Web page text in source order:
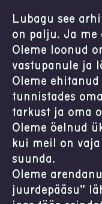
Lubagu see
on palju. Ja me
Oleme loonud
vastupanule ja
Oleme
tunnistades
tarkust ja oma
Oleme öelnud
kui meil on
suunda.
Oleme
juurdepääsu”